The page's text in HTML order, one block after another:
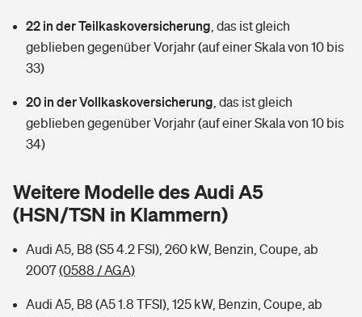
Sie haben Fragen?
Restkreditversicherung
Zur Übersicht
Tools
Wer versichert was: Jetzt Versicherer finden
Sie haben Fragen?
Hundehalter-Haftpflicht
Handyversicherung
Musikinstrumentenversicherung
Zur Übersicht
Tools
Wer versichert was: Jetzt Versicherer finden
Sie haben Fragen?
Rentenrechner: Wie viel Geld bekomme ich im Alter?
22 in der Teilkaskoversicherung das ist gleich
geblieben gegenüber Vorjahr (auf einer Skala von 10 bis
33)
20 in der Vollkaskoversicherung das ist gleich
geblieben gegenüber Vorjahr (auf einer Skala von 10 bis
34)
Weitere Modelle des Audi A5
(HSN/TSN in Klammern)
Audi A5, B8 (S5 4.2 FSI), 260 kW, Benzin, Coupe, ab
2007(0588 / AGA)
Audi A5, B8 (A5 1.8 TFSI), 125 kW, Benzin, Coupe, ab